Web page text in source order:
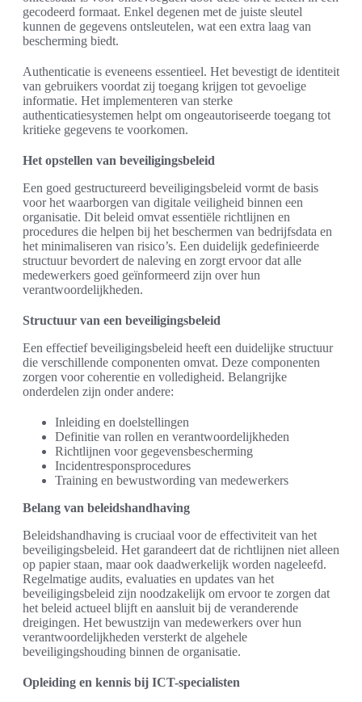
gecodeerd formaat. Enkel degenen met de juiste sleutel
kunnen de gegevens ontsleutelen, wat een extra laag van
bescherming biedt.
Authenticatie is eveneens essentieel. Het bevestigt de identiteit
van gebruikers voordat zij toegang krijgen tot gevoelige
informatie. Het implementeren van sterke
authenticatiesystemen helpt om ongeautoriseerde toegang tot
kritieke gegevens te voorkomen.
Het opstellen van beveiligingsbeleid
Een goed gestructureerd beveiligingsbeleid vormt de basis
voor het waarborgen van digitale veiligheid binnen een
organisatie. Dit beleid omvat essentiële richtlijnen en
procedures die helpen bij het beschermen van bedrijfsdata en
het minimaliseren van risico’s. Een duidelijk gedefinieerde
structuur bevordert de naleving en zorgt ervoor dat alle
medewerkers goed geïnformeerd zijn over hun
verantwoordelijkheden.
Structuur van een beveiligingsbeleid
Een effectief beveiligingsbeleid heeft een duidelijke structuur
die verschillende componenten omvat. Deze componenten
zorgen voor coherentie en volledigheid. Belangrijke
onderdelen zijn onder andere:
Inleiding en doelstellingen
Definitie van rollen en verantwoordelijkheden
Richtlijnen voor gegevensbescherming
Incidentresponsprocedures
Training en bewustwording van medewerkers
Belang van beleidshandhaving
Beleidshandhaving is cruciaal voor de effectiviteit van het
beveiligingsbeleid. Het garandeert dat de richtlijnen niet alleen
op papier staan, maar ook daadwerkelijk worden nageleefd.
Regelmatige audits, evaluaties en updates van het
beveiligingsbeleid zijn noodzakelijk om ervoor te zorgen dat
het beleid actueel blijft en aansluit bij de veranderende
dreigingen. Het bewustzijn van medewerkers over hun
verantwoordelijkheden versterkt de algehele
beveiligingshouding binnen de organisatie.
Opleiding en kennis bij ICT-specialisten